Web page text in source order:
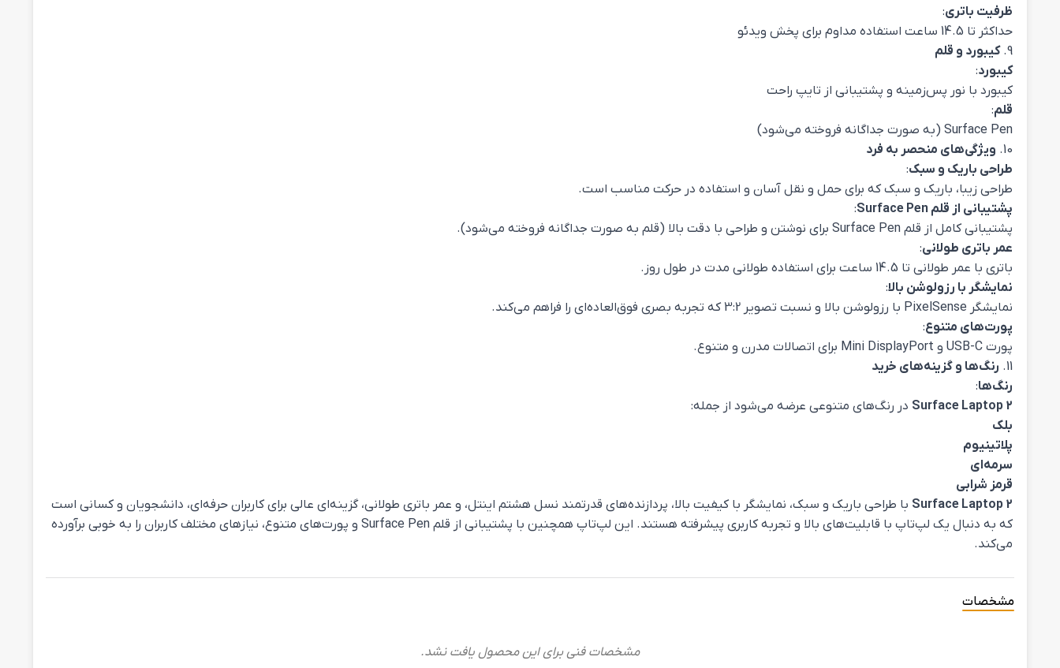
ظرفیت باتری
حداکثر تا 14.5 ساعت استفاده مداوم برای پخش ویدئو
9. کیبورد و قلم
کیبورد
کیبورد با نور پس‌زمینه و پشتیبانی از تایپ راحت
قلم :
Surface Pen (به صورت جداگانه فروخته می‌شود)
10.
ویژگی‌های منحصر به فرد
طراحی باریک و سبک
طراحی زیبا، باریک و سبک که برای حمل و نقل آسان و استفاده در حرکت مناسب است.
پشتیبانی از قلم Surface Pen
:
پشتیبانی کامل از قلم Surface Pen برای نوشتن و طراحی با دقت بالا (قلم به صورت جداگانه فروخته می‌شود).
عمر باتری طولانی
باتری با عمر طولانی تا 14.5 ساعت برای استفاده طولانی مدت در طول روز.
نمایشگر با رزولوشن بالا
نمایشگر PixelSense با رزولوشن بالا و نسبت تصویر 3:2 که تجربه بصری فوق‌العاده‌ای را فراهم می‌کند.
پورت‌های متنوع
پورت USB-C و Mini DisplayPort برای اتصالات مدرن و متنوع.
11. رنگ‌ها و گزینه‌های خرید
رنگ‌ها
Surface Laptop 2 در رنگ‌های متنوعی عرضه می‌شود از جمله:
بلک
پلاتینیوم
سرمه‌ای
قرمز شرابی
Surface Laptop 2 با طراحی باریک و سبک، نمایشگر با کیفیت بالا، پردازنده‌های قدرتمند نسل هشتم اینتل، و عمر باتری طولانی، گزینه‌ای عالی برای کاربران حرفه‌ای، دانشجویان و کسانی است
که به دنبال یک لپ‌تاپ با قابلیت‌های بالا و تجربه کاربری پیشرفته هستند. این لپ‌تاپ همچنین با پشتیبانی از قلم Surface Pen و پورت‌های متنوع، نیازهای مختلف کاربران را به خوبی برآورده
می‌کند.
مشخصات
مشخصات فنی برای این محصول یافت نشد.